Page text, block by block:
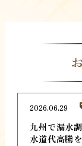
九州で漏水
水道代高騰
2026.06.29